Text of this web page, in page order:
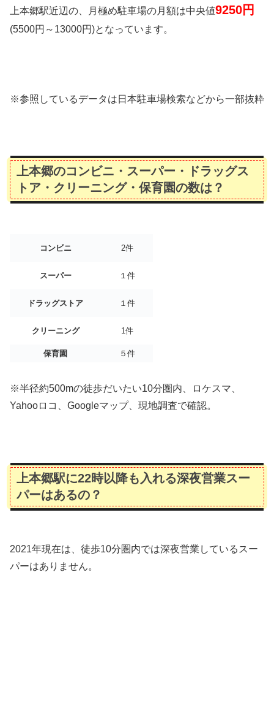
上本郷駅近辺の、月極め駐車場の月額は中央値9250円
(5500円～13000円)となっています。
※参照しているデータは日本駐車場検索などから一部抜粋
上本郷のコンビニ・スーパー・ドラッグス
トア・クリーニング・保育園の数は？
コンビニ 2件
スーパー １件
ドラッグストア １件
クリーニング 1件
保育園 ５件
※半径約500mの徒歩だいたい10分圏内、ロケスマ、
Yahooロコ、Googleマップ、現地調査で確認。
上本郷駅に22時以降も入れる深夜営業スー
パーはあるの？
2021年現在は、徒歩10分圏内では深夜営業しているスー
パーはありません。